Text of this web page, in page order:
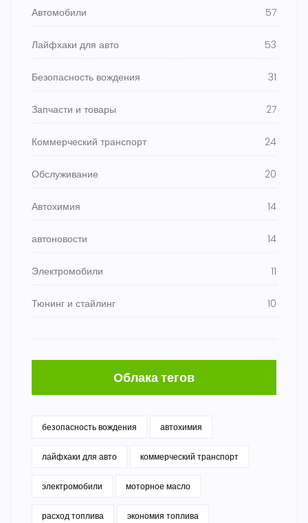
Автомобили 57
Лайфхаки для авто 53
Безопасность вождения 31
Запчасти и товары 27
Коммерческий транспорт 24
Обслуживание 20
Автохимия 14
автоновости 14
Электромобили 11
Тюнинг и стайлинг 10
Облака тегов
безопасность вождения автохимия
лайфхаки для авто коммерческий транспорт
электромобили моторное масло
расход топлива экономия топлива